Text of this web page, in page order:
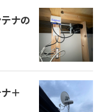
ナの
＋